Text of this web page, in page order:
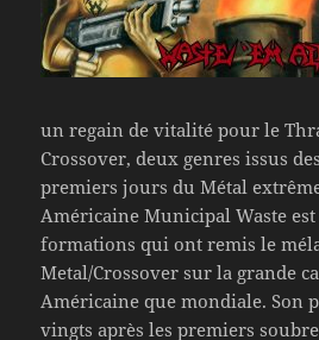
un regain de vitalité pour le
Crossover, deux genres issus
premiers jours du Métal
Américaine Municipal Waste est
formations qui ont remis le
Metal/Crossover sur la grande
Américaine que mondiale. Son
vingts après les premiers